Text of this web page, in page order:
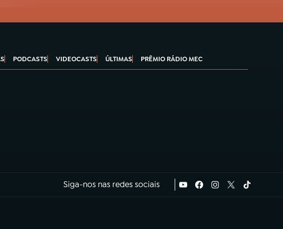
PODCASTS VIDEOCASTS ÚLTIMAS PRÊMIO RÁDIO MEC
Siga-nos nas redes sociais